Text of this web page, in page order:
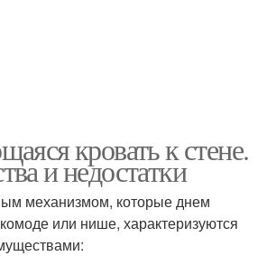
кровать к стене.
и недостатки
механизмом, которые днем
или нише, характеризуются